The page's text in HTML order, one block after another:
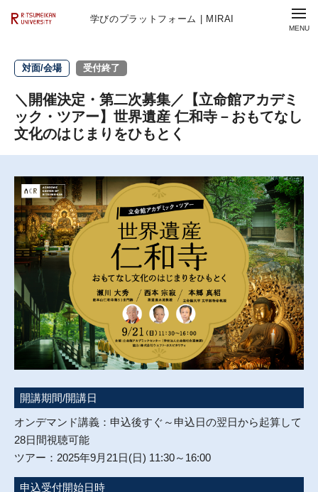
学びのプラットフォーム | MIRAI
対面/会場 受付終了
＼開催決定・第二次募集／【立命館アカデミ
ック・ツアー】世界遺産 仁和寺－おもてなし
文化のはじまりをひもとく
開講期間/開講日
オンデマンド講義：申込後すぐ～申込日の翌日から起算して
28日間視聴可能
ツアー：2025年9月21日(日) 11:30～16:00
申込受付開始日時